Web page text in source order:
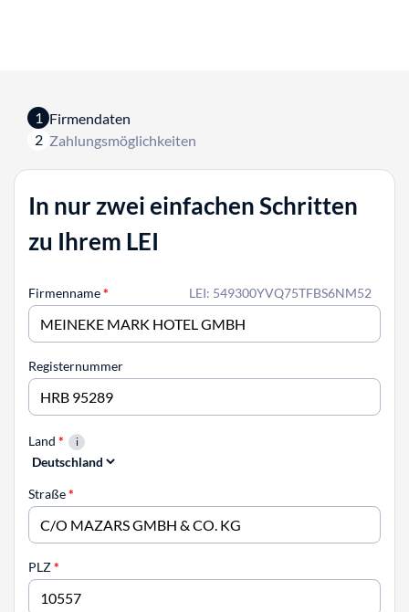
1 Firmendaten
2 Zahlungsmöglichkeiten
In nur zwei einfachen Schritten
zu Ihrem LEI
LEI: 549300YVQ75TFBS6NM52
Firmenname*
Registernummer
Land *
Straße*
PLZ*